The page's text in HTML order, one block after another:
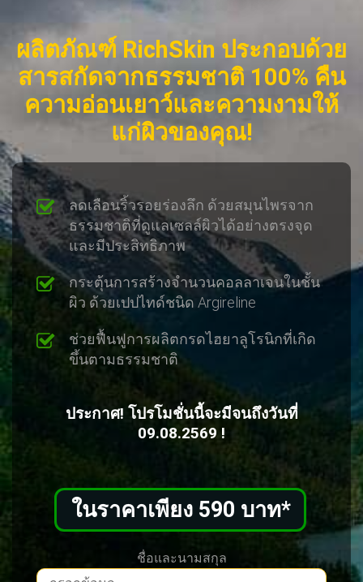
ผลิตภัณฑ์ RichSkin ประกอบด้วย
สารสกัดจากธรรมชาติ 100% คืน
ความอ่อนเยาว์และความงามให้
แก่ผิวของคุณ!
ลดเลือนริ้วรอยร่องลึก ด้วยสมุนไพรจาก
ธรรมชาติที่ดูแลเซลล์ผิวได้อย่างตรงจุด
และมีประสิทธิภาพ
กระตุ้นการสร้างจำนวนคอลลาเจนในชั้น
ผิว ด้วยเปปไทด์ชนิด Argireline
ช่วยฟื้นฟูการผลิตกรดไฮยาลูโรนิกที่เกิด
ขึ้นตามธรรมชาติ
ประกาศ! โปรโมชั่นนี้จะมีจนถึงวันที่
09.08.2569 !
ในราคาเพียง 590 บาท*
ชื่อและนามสกุล